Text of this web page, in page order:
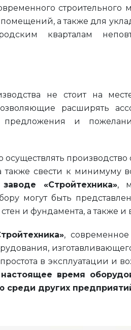
строительного
а также для
кварталам
не стоит на
расширять
предложения и
осуществлять
свести к минимуму
заводе «Стройтехника»,
могут быть
и фундамента, а также
,
в эксплуатации
время
других